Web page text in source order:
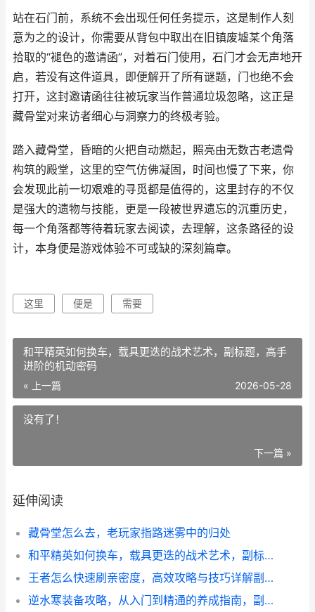
站在石门前，系统不会出现任何任务提示，这是制作人刻
意为之的设计，你需要从背包中取出在旧镇废墟某个角落
拾取的“褪色的邀请函”，对着石门使用，石门才会无声地开
启，若没有这件道具，即便解开了所有谜题，门也绝不会
打开，这封邀请函往往被玩家当作普通垃圾忽略，这正是
藏骨堂对来访者细心与洞察力的终极考验。
踏入藏骨堂，昏暗的火把自动燃起，照亮由无数古老遗骨
构筑的殿堂，这里的空气仿佛凝固，时间也慢了下来，你
会发现此前一切艰难的寻觅都是值得的，这里封存的不仅
是强大的遗物与技能，更是一段被世界遗忘的沉重历史，
每一个角落都等待着玩家去阅读，去理解，这条路径的设
计，本身便是游戏体验不可或缺的深刻篇章。
这里 便是 需要
和平精英如何换车，载具更迭的战术艺术，副标题，高手
进阶的机动密码
« 上一篇 2026-05-28
没有了！
下一篇 »
延伸阅读
藏骨堂怎么去，老玩家指路迷雾中的归处
和平精英如何换车，载具更迭的战术艺术，副标题，高手进阶的机动密码
王者怎么快速刷亲密度，高效攻略与技巧详解副标题，携手共进情谊速成指南
逆水寒装备攻略，从入门到精通的养成指南，副标题，资深玩家的装备心得分享